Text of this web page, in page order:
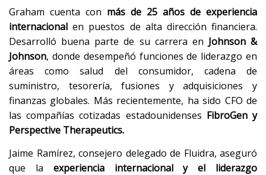
Graham cuenta con más de 25 años de experiencia
internacional en puestos de alta dirección financiera.
Desarrolló buena parte de su carrera en Johnson &
Johnson, donde desempeñó funciones de liderazgo en
áreas como salud del consumidor, cadena de
suministro, tesorería, fusiones y adquisiciones y
finanzas globales. Más recientemente, ha sido CFO de
las compañías cotizadas estadounidenses FibroGen y
Perspective Therapeutics.
Jaime Ramírez, consejero delegado de Fluidra, aseguró
que la experiencia internacional y el liderazgo